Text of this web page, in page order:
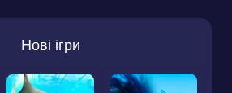
Нові ігри